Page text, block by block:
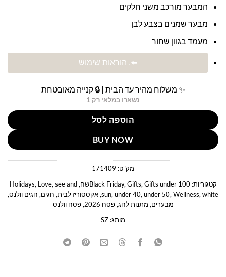
המבער מורכב משני חלקים
מבער שמנים בצבע לבן
מעמד בגוון שחור
⬅️. הוראות שימוש
✨ משלוח מהיר עד הבית | 🔒 קנייה מאובטחת
נשארו במלאי רק 1
הוספה לסל
BUY NOW
מק"ט: 171409
קטגוריות:
Black Friday, Gifts, Gifts under 100שח ,
Holidays, Love, see and
sun, under 40, under 50, Wellness, white
,אקססוריז לבית, חגים, חגים וולנס,
מבערים, מתנות לחג,פסח 2026 ,פסח וולנס
מותג: SZ